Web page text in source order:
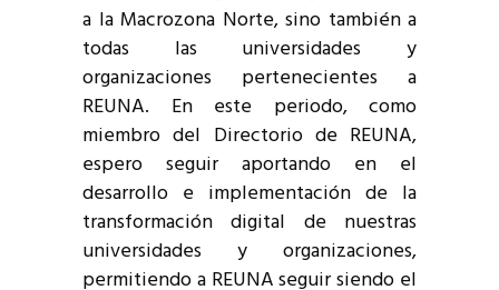
a la Macrozona Norte, sino también a
todas las universidades y
organizaciones pertenecientes a
REUNA. En este periodo, como
miembro del Directorio de REUNA,
espero seguir aportando en el
desarrollo e implementación de la
transformación digital de nuestras
universidades y organizaciones,
permitiendo a REUNA seguir siendo el